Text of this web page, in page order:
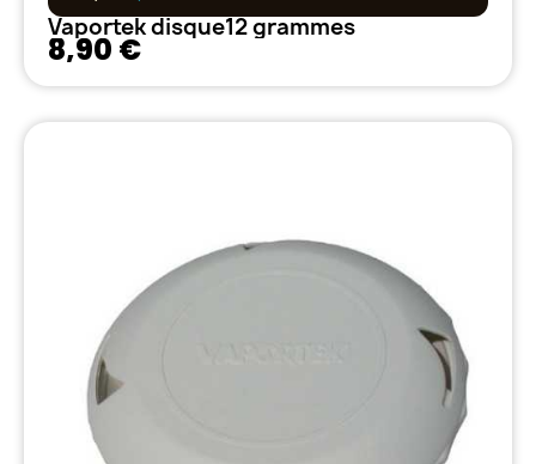
Vaportek disque12 grammes
8,90 €